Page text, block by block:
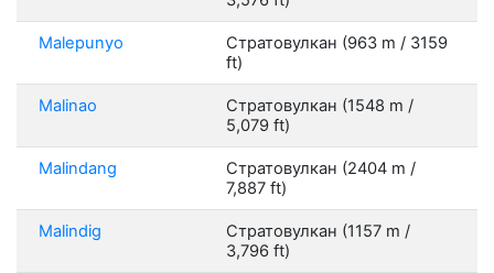
Malepunyo
Стратовулкан (963 m / 3159
ft)
Malinao
Стратовулкан (1548 m /
5,079 ft)
Malindang
Стратовулкан (2404 m /
7,887 ft)
Malindig
Стратовулкан (1157 m /
3,796 ft)